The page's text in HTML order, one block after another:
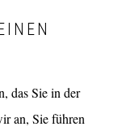
das Sie in der
an, Sie führen